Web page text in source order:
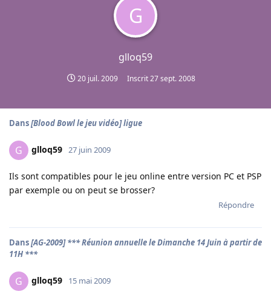
G
glloq59
20 juil. 2009 Inscrit27 sept. 2008
Dans[Blood Bowl le jeu vidéo] ligue
G glloq59 27 juin 2009
Ils sont compatibles pour le jeu online entre version PC et PSP
par exemple ou on peut se brosser?
Répondre
Dans[AG-2009] *** Réunion annuelle le Dimanche 14 Juin à partir de
11H ***
G glloq59 15 mai 2009